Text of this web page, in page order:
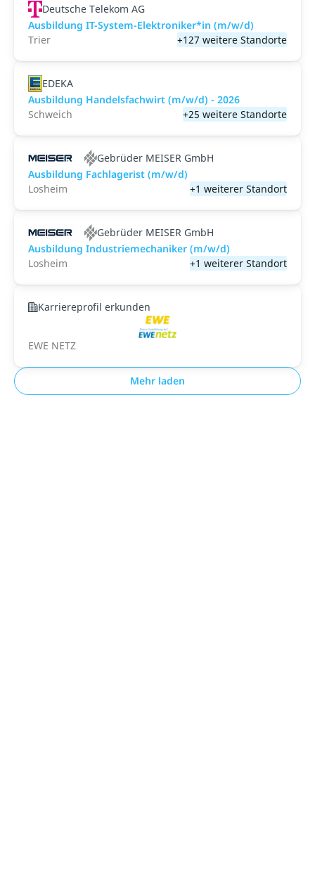
Deutsche Telekom AG
Ausbildung IT-System-Elektroniker*in (m/w/d)
Trier
+127 weitere Standorte
EDEKA
Ausbildung Handelsfachwirt (m/w/d) - 2026
Schweich
+25 weitere Standorte
Gebrüder MEISER GmbH
Ausbildung Fachlagerist (m/w/d)
Losheim
+1 weiterer Standort
Gebrüder MEISER GmbH
Ausbildung Industriemechaniker (m/w/d)
Losheim
+1 weiterer Standort
Karriereprofil erkunden
EWE NETZ
Mehr laden